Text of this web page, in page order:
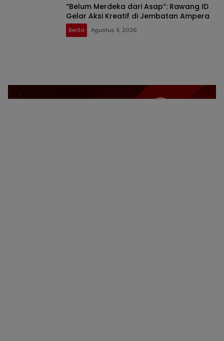
“Belum Merdeka dari Asap”: Rawang ID
Gelar Aksi Kreatif di Jembatan Ampera
Berita Agustus 9, 2026